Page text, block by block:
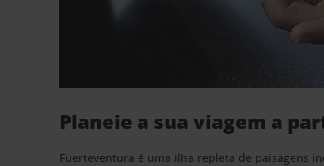
Planeie a sua viagem a
Fuerteventura é uma ilha repleta de paisagens